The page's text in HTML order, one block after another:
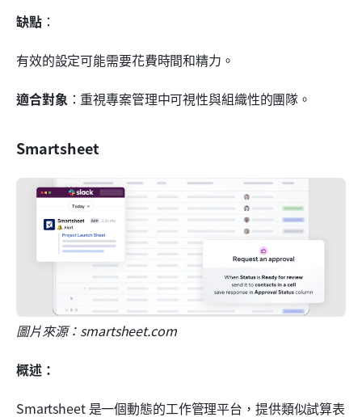
缺點：
有效的設定可能需要花費時間和精力。
適合對象 ：重視專案管理中可視性與組織性的團隊。
Smartsheet
圖片來源：smartsheet.com
概述：
Smartsheet 是一個動態的工作管理平台，提供類似試算表